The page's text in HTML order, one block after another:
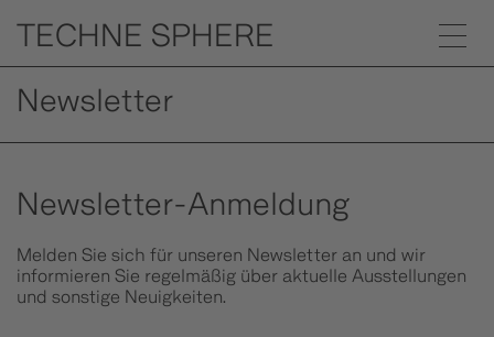
Newsletter
Newsletter-Anmeldung
Melden Sie sich für unseren Newsletter an und wir
informieren Sie regelmäßig über aktuelle Ausstellungen
und sonstige Neuigkeiten.